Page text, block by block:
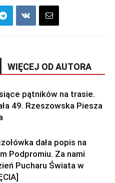
WIĘCEJ OD AUTORA
pątników na trasie.
49. Rzeszowska Piesza
dała popis na
Podpromiu. Za nami
Pucharu Świata w